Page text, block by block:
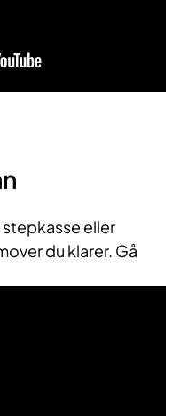
eller
du klarer. Gå